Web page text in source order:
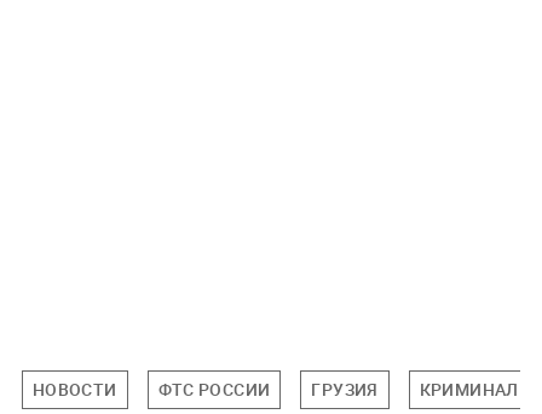
НОВОСТИ ФТС РОССИИ ГРУЗИЯ КРИМИНАЛ